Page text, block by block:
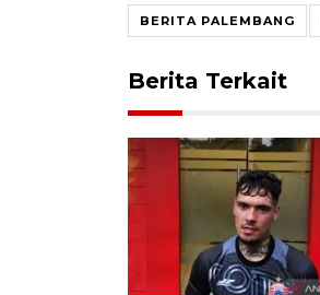
BERITA PALEMBANG
Berita Terkait